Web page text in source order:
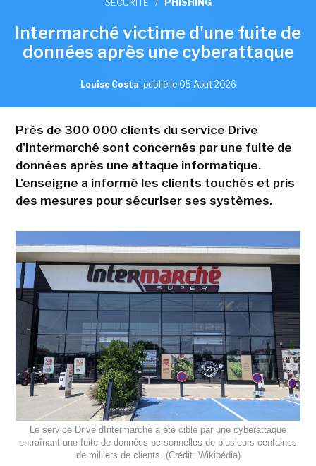
Intermarché victime d'une fuite de
données après une cyberattaque
Louise Costa, publié le 05 Aout 2026
Près de 300 000 clients du service Drive
d'Intermarché sont concernés par une fuite de
données après une attaque informatique.
L'enseigne a informé les clients touchés et pris
des mesures pour sécuriser ses systèmes.
Le service Drive dIntermarché a été ciblé par une cyberattaque
entraînant une fuite de données personnelles de plusieurs centaines
de milliers de clients. (Crédit: Wikipédia)